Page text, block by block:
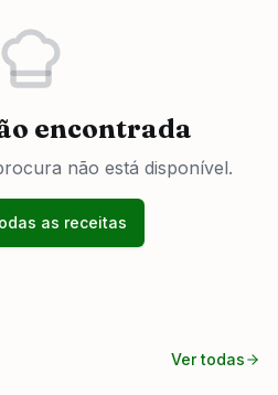
encontrada
não está disponível.
as receitas
Ver todas